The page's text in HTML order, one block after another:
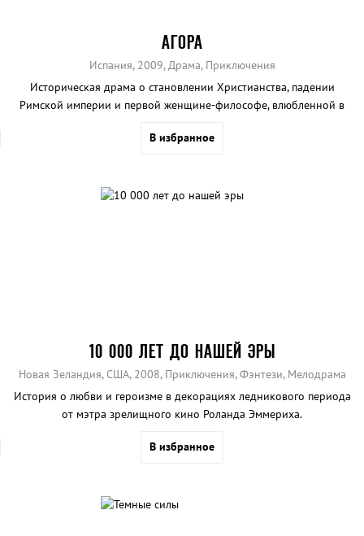
АГОРА
Испания, 2009, Драма, Приключения
Историческая драма о становлении Христианства, падении
Римской империи и первой женщине-философе, влюбленной в
В избранное
10 000 ЛЕТ ДО НАШЕЙ ЭРЫ
Новая Зеландия, США, 2008, Приключения, Фэнтези, Мелодрама
История о любви и героизме в декорациях ледникового периода
от мэтра зрелищного кино Роланда Эммериха.
В избранное